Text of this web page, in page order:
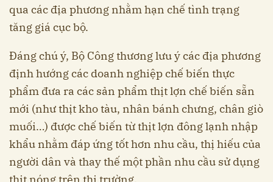
qua các địa phương nhằm hạn chế tình trạng
tăng giá cục bộ.
Đáng chú ý, Bộ Công thương lưu ý các địa phương
định hướng các doanh nghiệp chế biến thực
phẩm đưa ra các sản phẩm thịt lợn chế biến sẵn
mới (như thịt kho tàu, nhân bánh chưng, chân giò
muối…) được chế biến từ thịt lợn đông lạnh nhập
khẩu nhằm đáp ứng tốt hơn nhu cầu, thị hiếu của
người dân và thay thế một phần nhu cầu sử dụng